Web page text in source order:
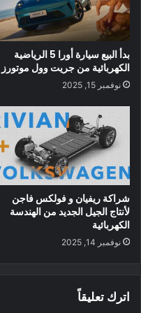
نظرًا لأن هذا مجرد مفهوم ،
تمثل لغة التصميم التي يمكننا
المستقبلية من لينكولن كـ
بعض ميزات التصميم الرائعة
بدأ البيع سيارة أورا 5 الرياضية
الكهربائية من جريت وول موتورز
نوفمبر 15, 2025
شراكة ريفيان و فولكس فاجن
لأنتاج الجيل الجديد من الهندسة
الكهربائية
نوفمبر 14, 2025
اترك تعليقاً